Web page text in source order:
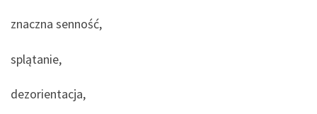
znaczna senność,
splątanie,
dezorientacja,